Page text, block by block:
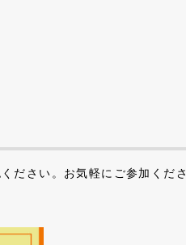
ださい。お気軽にご参加くだ